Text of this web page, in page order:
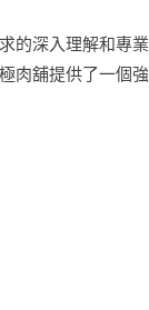
的深入理解和專
肉舖提供了一個